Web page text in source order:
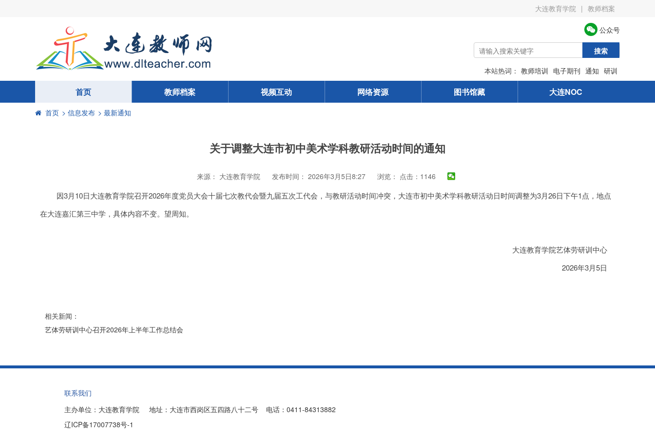
大连教育学院 | 教师档案
公众号
搜索
本站热词： 教师培训 电子期刊 通知 研训
首页 教师档案 视频互动 网络资源 图书馆藏 大连NOC
首页 > 信息发布 > 最新通知
关于调整大连市初中美术学科教研活动时间的通知
来源： 大连教育学院 发布时间： 2026年3月5日8:27 浏览： 点击：1146
因3月10日大连教育学院召开2026年度党员大会十届七次教代会暨九届五次工代会，与教研活动时间冲突，大连市初中美术学科教研活动日时间调整为3月26日下午1点，地点
在大连嘉汇第三中学，具体内容不变。望周知。
大连教育学院艺体劳研训中心
2026年3月5日
相关新闻：
艺体劳研训中心召开2026年上半年工作总结会
联系我们
主办单位：大连教育学院 地址：大连市西岗区五四路八十二号 电话：0411-84313882
辽ICP备17007738号-1